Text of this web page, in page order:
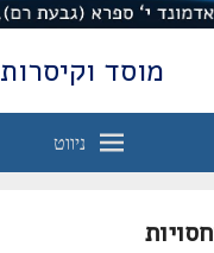
מוסד וקיסרות
ניווט